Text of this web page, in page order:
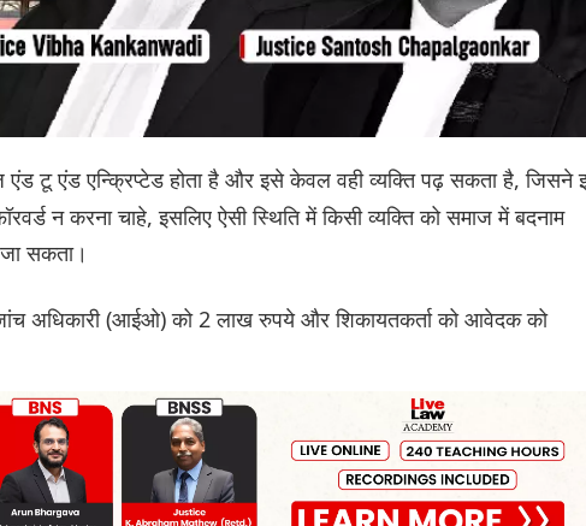
एंड टू एंड एन्क्रिप्टेड होता है और इसे केवल वही व्यक्ति पढ़ सकता है, जिसने
न करना चाहे, इसलिए ऐसी स्थिति में किसी व्यक्ति को समाज में बदनाम
सकता।
अधिकारी (आईओ) को 2 लाख रुपये और शिकायतकर्ता को आवेदक को